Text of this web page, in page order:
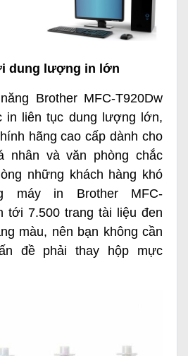
dung lượng in lớn
Brother MFC-T920Dw
in liên tục dung lượng lớn,
hãng cao cấp dành cho
nhân và văn phòng chắc
những khách hàng khó
máy in Brother MFC-
tới 7.500 trang tài liệu đen
màu, nên bạn không cần
đề phải thay hộp mực